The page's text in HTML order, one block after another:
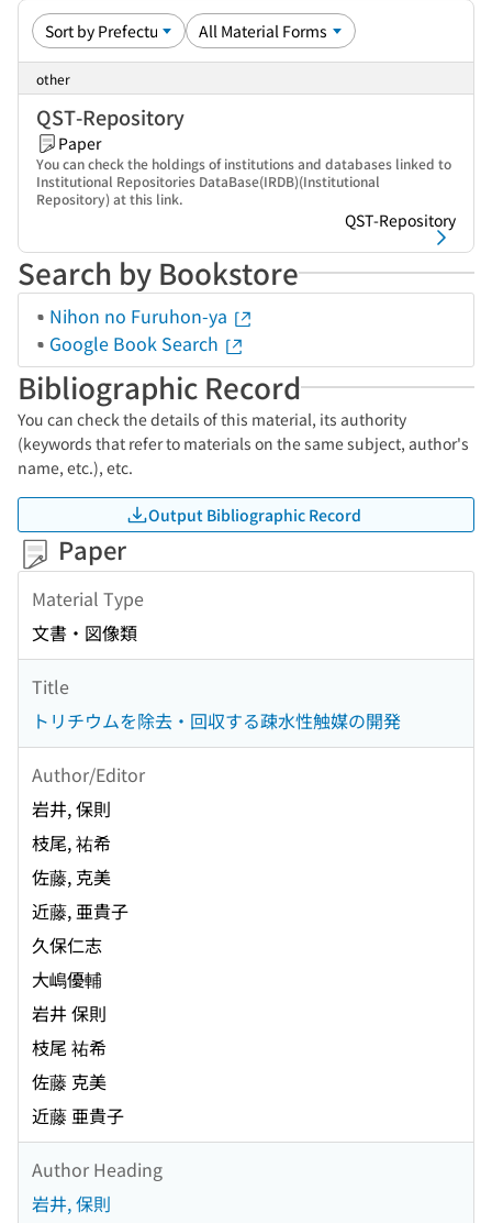
other
QST-Repository
Paper
You can check the holdings of institutions and databases linked to
Institutional Repositories DataBase(IRDB)(Institutional
Repository) at this link.
QST-Repository
Search by Bookstore
Nihon no Furuhon-ya
Google Book Search
Bibliographic Record
You can check the details of this material, its authority
(keywords that refer to materials on the same subject, author's
name, etc.), etc.
Output Bibliographic Record
Paper
Material Type
文書・図像類
Title
トリチウムを除去・回収する疎水性触媒の開発
Author/Editor
岩井, 保則
枝尾, 祐希
佐藤, 克美
近藤, 亜貴子
久保仁志
大嶋優輔
岩井 保則
枝尾 祐希
佐藤 克美
近藤 亜貴子
Author Heading
岩井, 保則